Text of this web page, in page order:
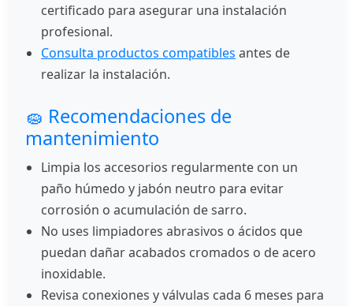
certificado para asegurar una instalación
profesional.
Consulta productos compatibles antes de
realizar la instalación.
🧽 Recomendaciones de
mantenimiento
Limpia los accesorios regularmente con un
paño húmedo y jabón neutro para evitar
corrosión o acumulación de sarro.
No uses limpiadores abrasivos o ácidos que
puedan dañar acabados cromados o de acero
inoxidable.
Revisa conexiones y válvulas cada 6 meses para